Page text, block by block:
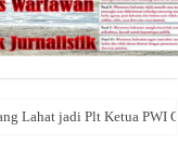
Lahat jadi Plt Ketua PWI